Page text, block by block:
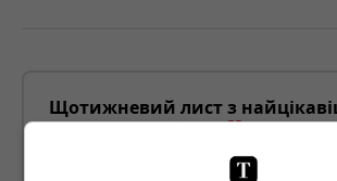
Щотижневий лист з
Пишемо з любов'ю
!
Підпишіться ще раз, якщо не отримуєте від